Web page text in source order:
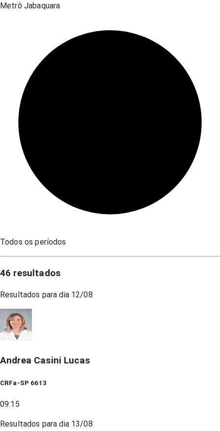
Metrô Jabaquara
Todos os períodos
46 resultados
Resultados para dia 12/08
Andrea Casini Lucas
CRFa-SP 6613
09:15
Resultados para dia 13/08